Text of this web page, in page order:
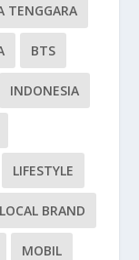
TENGGARA
BTS
INDONESIA
LIFESTYLE
LOCAL BRAND
MOBIL